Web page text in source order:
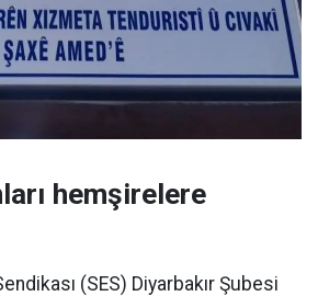
hemşirelere
(SES) Diyarbakır Şubesi